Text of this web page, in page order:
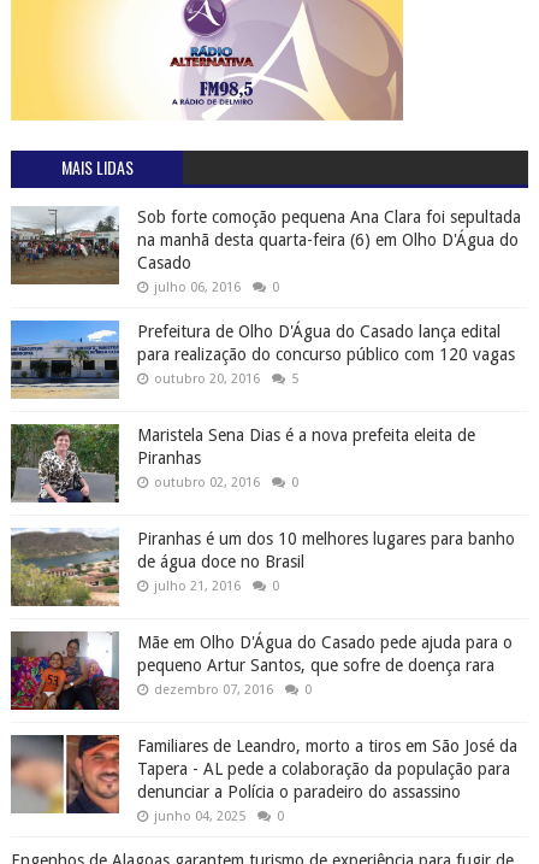
MAIS LIDAS
Sob forte comoção pequena Ana Clara foi sepultada
na manhã desta quarta-feira (6) em Olho D'Água do
Casado
julho 06, 2016 0
Prefeitura de Olho D'Água do Casado lança edital
para realização do concurso público com 120 vagas
outubro 20, 2016 5
Maristela Sena Dias é a nova prefeita eleita de
Piranhas
outubro 02, 2016 0
Piranhas é um dos 10 melhores lugares para banho
de água doce no Brasil
julho 21, 2016 0
Mãe em Olho D'Água do Casado pede ajuda para o
pequeno Artur Santos, que sofre de doença rara
dezembro 07, 2016 0
Familiares de Leandro, morto a tiros em São José da
Tapera - AL pede a colaboração da população para
denunciar a Polícia o paradeiro do assassino
junho 04, 2025 0
Engenhos de Alagoas garantem turismo de experiência para fugir de